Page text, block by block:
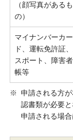
（顔写真があるも
の）
マイナンバーカー
ド、運転免許証
スポート、障害
帳等
申請される方
認書類が必要
申請される場